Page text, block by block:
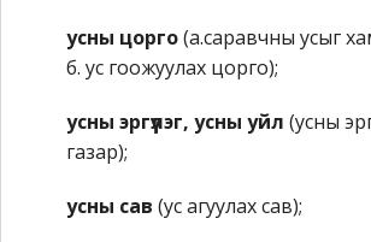
усны цорго(а.саравчны усыг
б. ус гоожуулах цорго);
усны эргүүлэг, усны уйл (усны
газар);
усны сав (ус агуулах сав);